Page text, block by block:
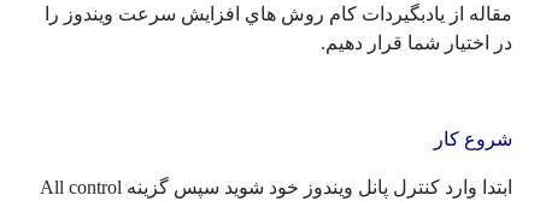
مقاله از يادبگيردات كام روش هاي افزايش سرعت ويندوز را
در اختيار شما قرار دهيم.
شروع كار
ابتدا وارد كنترل پانل ويندوز خود شويد سپس گزينه All control